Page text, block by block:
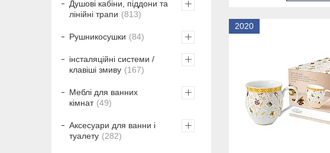
2020
Душові кабіни, піддони та
лінійні трапи
813
Рушникосушки 84
інсталяційні системи /
клавіші змиву
167
Меблі для ванних
кімнат
49
Аксесуари для ванни і
туалету
282